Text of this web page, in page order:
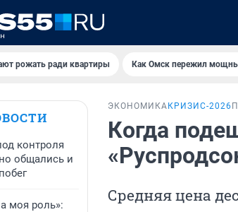
рожать ради квартиры Как Омск пережил
контроля
общались и
моя роль»:
ЭКОНОМИКА КРИЗИС-2026
Когда
Средняя цена